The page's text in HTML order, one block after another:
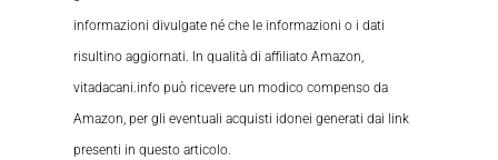
informazioni divulgate né che le informazioni o i dati
risultino aggiornati. In qualità di affiliato Amazon,
vitadacani.info può ricevere un modico compenso da
Amazon, per gli eventuali acquisti idonei generati dai link
presenti in questo articolo.